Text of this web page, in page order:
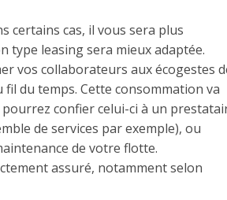
certains cas, il vous sera plus
type leasing sera mieux adaptée.
vos collaborateurs aux écogestes
du temps. Cette consommation va
confier celui-ci à un
de services par exemple), ou
de votre flotte.
assuré, notamment selon